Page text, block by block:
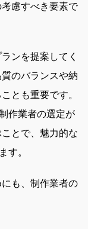
慮すべき要素で
ンを提案してく
のバランスや納
とも重要です。
作業者の選定が
とで、魅力的な
す。
も、制作業者の